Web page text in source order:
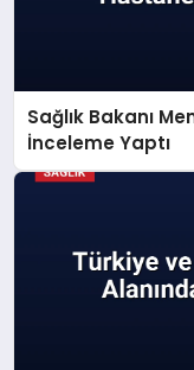
Sağlık Bakanı
İnceleme Yaptı